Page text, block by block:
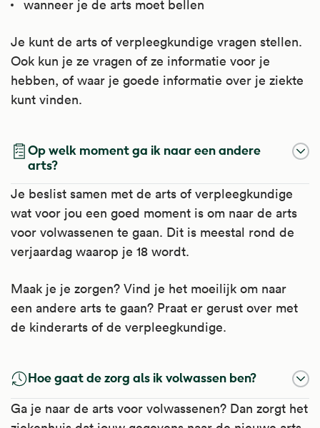
wanneer je de arts moet bellen
Je kunt de arts of verpleegkundige vragen stellen.
Ook kun je ze vragen of ze informatie voor je
hebben, of waar je goede informatie over je ziekte
kunt vinden.
Op welk moment ga ik naar een andere
arts?
Je beslist samen met de arts of verpleegkundige
wat voor jou een goed moment is om naar de arts
voor volwassenen te gaan. Dit is meestal rond de
verjaardag waarop je 18 wordt.
Maak je je zorgen? Vind je het moeilijk om naar
een andere arts te gaan? Praat er gerust over met
de kinderarts of de verpleegkundige.
Hoe gaat de zorg als ik volwassen ben?
Ga je naar de arts voor volwassenen? Dan zorgt het